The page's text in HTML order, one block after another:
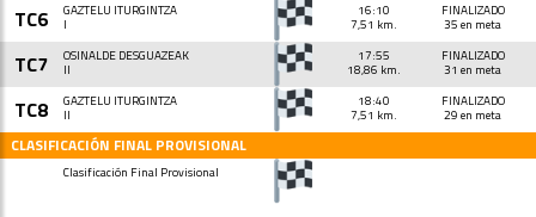
TC6
GAZTELU ITURGINTZA
I
16:10
7,51 km.
FINALIZADO
35 en meta
TC7
OSINALDE DESGUAZEAK
II
17:55
18,86 km.
FINALIZADO
31 en meta
TC8
GAZTELU ITURGINTZA
II
18:40
7,51 km.
FINALIZADO
29 en meta
CLASIFICACIÓN FINAL PROVISIONAL
Clasificación Final Provisional